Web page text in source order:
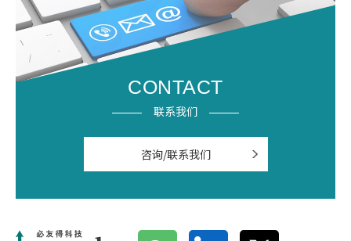
CONTACT
联系我们
咨询/联系我们